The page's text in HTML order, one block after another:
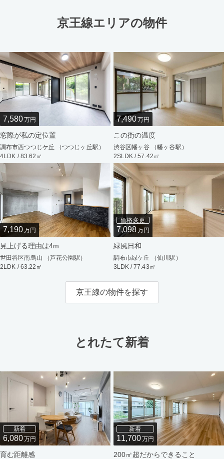
京王線エリアの物件
7,580万円
窓際が私の定位置
調布市西つつじケ丘 （つつじヶ丘駅）
4LDK / 83.62㎡
7,490万円
この街の温度
渋谷区幡ヶ谷 （幡ヶ谷駅）
2SLDK / 57.42㎡
7,190万円
見上げる理由は4m
世田谷区南烏山 （芦花公園駅）
2LDK / 63.22㎡
価格変更
7,098万円
緑風日和
調布市緑ケ丘 （仙川駅）
3LDK / 77.43㎡
京王線の物件を探す
とれたて新着
新着
6,080万円
育む距離感
新着
11,700万円
200㎡超だからできること